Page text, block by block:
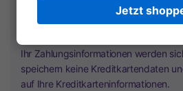
Ihr Zahlungsinformationen werden
speichern keine Kreditkartendaten
auf Ihre Kreditkarteninformationen.
Jetzt